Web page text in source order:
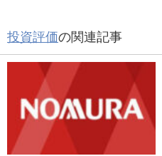
投資評価の関連記事